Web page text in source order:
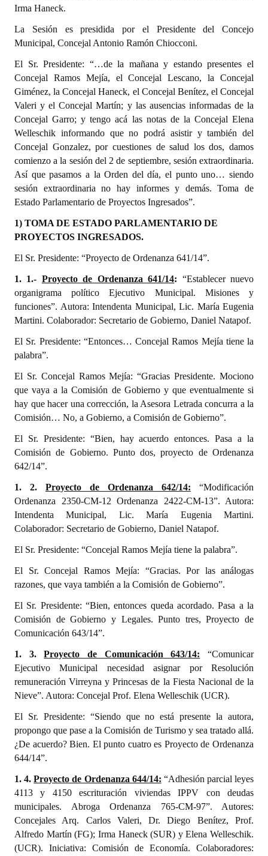
Digesto
Organigrama
DOCUMENTOS
Informes de Gestión
Proyectos Presentados
Dictámenes Asesoría Letrada
Actas de Sesión
Informes de Unidad Coordinadora
Ejecución Presupuestaria
NORMATIVA
Comunicaciones
Declaraciones
Resoluciones
Resoluciones de Presidencia
INSTITUCIONAL
Antiguos Pobladores
Registros y Distinciones
Datos Históricos
Premio al Mérito - Registro
Audiencias Públicas - Registro
Periodistas Decanos - Registro
Banca del Vecino - Registro
Huéspedes de Honor - Registro
Antiguos Pobladores - Registro
Reconocimientos - Registro
Entrega de distinciones
REFORMA DE LA CARTA ORGÁNICA
Irma Haneck.
La Sesión es presidida por el Presidente del Concejo
Municipal, Concejal Antonio Ramón Chiocconi.
El Sr. Presidente: “…de la mañana y estando presentes el
Concejal Ramos Mejía, el Concejal Lescano, la Concejal
Giménez, la Concejal Haneck, el Concejal Benítez, el Concejal
Valeri y el Concejal Martín; y las ausencias informadas de la
Concejal Garro; y tengo acá las notas de la Concejal Elena
Welleschik informando que no podrá asistir y también del
Concejal Gonzalez, por cuestiones de salud los dos, damos
comienzo a la sesión del 2 de septiembre, sesión extraordinaria.
Así que pasamos a la Orden del día, el punto uno… siendo
sesión extraordinaria no hay informes y demás. Toma de
Estado Parlamentario de Proyectos Ingresados”.
1) TOMA DE ESTADO PARLAMENTARIO DE
PROYECTOS INGRESADOS.
El Sr. Presidente: “Proyecto de Ordenanza 641/14”.
1. 1.- Proyecto de Ordenanza 641/14: “Establecer nuevo
organigrama político Ejecutivo Municipal. Misiones y
funciones”. Autora: Intendenta Municipal, Lic. María Eugenia
Martini. Colaborador: Secretario de Gobierno, Daniel Natapof.
El Sr. Presidente: “Entonces… Concejal Ramos Mejía tiene la
palabra”.
El Sr. Concejal Ramos Mejía: “Gracias Presidente. Mociono
que vaya a la Comisión de Gobierno y que eventualmente si
hay que hacer una corrección, la Asesora Letrada concurra a la
Comisión… No, a Gobierno, a Comisión de Gobierno”.
El Sr. Presidente: “Bien, hay acuerdo entonces. Pasa a la
Comisión de Gobierno. Punto dos, proyecto de Ordenanza
642/14”.
1. 2. Proyecto de Ordenanza 642/14: “Modificación
Ordenanza 2350-CM-12 Ordenanza 2422-CM-13”. Autora:
Intendenta Municipal, Lic. María Eugenia Martini.
Colaborador: Secretario de Gobierno, Daniel Natapof.
El Sr. Presidente: “Concejal Ramos Mejía tiene la palabra”.
El Sr. Concejal Ramos Mejía: “Gracias. Por las análogas
razones, que vaya también a la Comisión de Gobierno”.
El Sr. Presidente: “Bien, entonces queda acordado. Pasa a la
Comisión de Gobierno y Legales. Punto tres, Proyecto de
Comunicación 643/14”.
1. 3.Proyecto de Comunicación 643/14: “Comunicar
Ejecutivo Municipal necesidad asignar por Resolución
remuneración Virreyna y Princesas de la Fiesta Nacional de la
Nieve”. Autora: Concejal Prof. Elena Welleschik (UCR).
El Sr. Presidente: “Siendo que no está presente la autora,
propongo que pase a la Comisión de Turismo y sea tratado allá.
¿De acuerdo? Bien. El punto cuatro es Proyecto de Ordenanza
644/14”.
1. 4.Proyecto de Ordenanza 644/14: “Adhesión parcial leyes
4113 y 4150 escrituración viviendas IPPV con deudas
municipales. Abroga Ordenanza 765-CM-97”. Autores:
Concejales Arq. Carlos Valeri, Dr. Diego Benítez, Prof.
Alfredo Martín (FG); Irma Haneck (SUR) y Elena Welleschik.
(UCR). Iniciativa: Comisión de Economía. Colaboradores: